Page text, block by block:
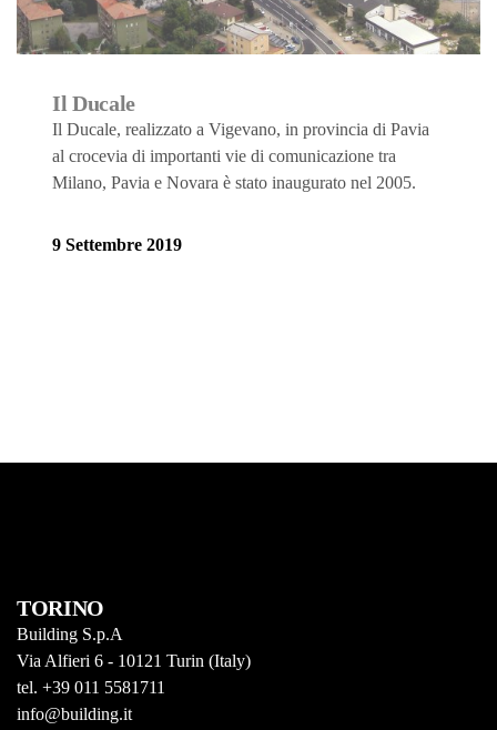
Il Ducale
Il Ducale, realizzato a Vigevano, in provincia di Pavia
al crocevia di importanti vie di comunicazione tra
Milano, Pavia e Novara è stato inaugurato nel 2005.
9 Settembre 2019
TORINO
Building S.p.A
Via Alfieri 6 - 10121 Turin (Italy)
tel. +39 011 5581711
info@building.it